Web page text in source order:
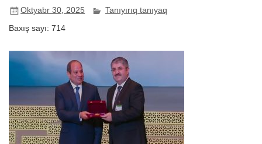
Oktyabr 30, 2025 Tanıyırıq tanıyaq
Baxış sayı: 714